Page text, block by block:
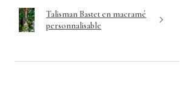
Talisman Bastet en macramé
personnalisable